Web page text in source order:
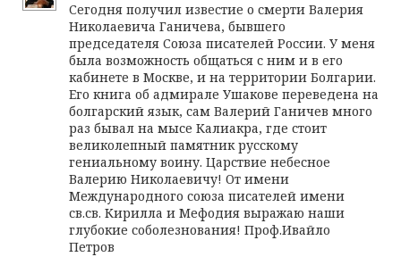
Сегодня получил известие о смерти Валерия
Николаевича Ганичева, бывшего
председателя Союза писателей России. У меня
была возможность общаться с ним и в его
кабинете в Москве, и на территории Болгарии.
Его книга об адмирале Ушакове переведена на
болгарский язык, сам Валерий Ганичев много
раз бывал на мысе Калиакра, где стоит
великолепный памятник русскому
гениальному воину. Царствие небесное
Валерию Николаевичу! От имени
Международного союза писателей имени
св.св. Кирилла и Мефодия выражаю наши
глубокие соболезнования! Проф.Ивайло
Петров